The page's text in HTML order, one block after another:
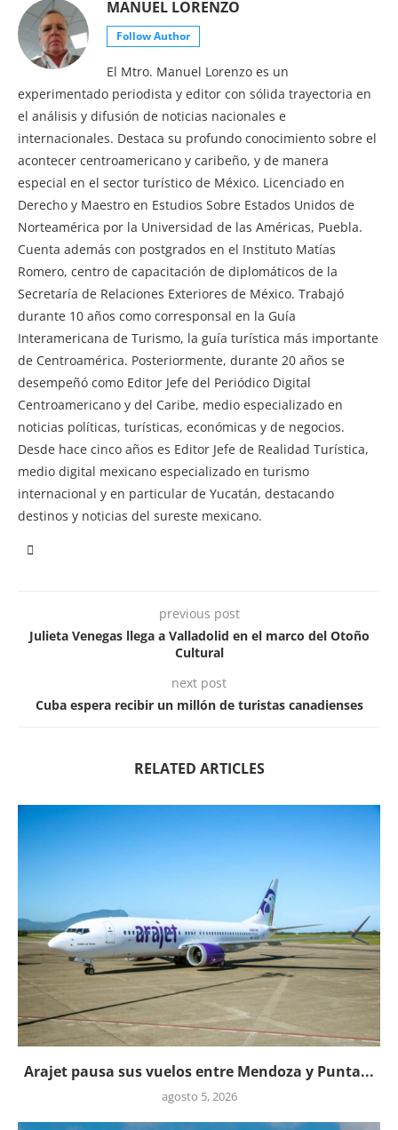
MANUEL LORENZO
Follow Author
El Mtro. Manuel Lorenzo es un
experimentado periodista y editor con sólida trayectoria en
el análisis y difusión de noticias nacionales e
internacionales. Destaca su profundo conocimiento sobre el
acontecer centroamericano y caribeño, y de manera
especial en el sector turístico de México. Licenciado en
Derecho y Maestro en Estudios Sobre Estados Unidos de
Norteamérica por la Universidad de las Américas, Puebla.
Cuenta además con postgrados en el Instituto Matías
Romero, centro de capacitación de diplomáticos de la
Secretaría de Relaciones Exteriores de México. Trabajó
durante 10 años como corresponsal en la Guía
Interamericana de Turismo, la guía turística más importante
de Centroamérica. Posteriormente, durante 20 años se
desempeñó como Editor Jefe del Periódico Digital
Centroamericano y del Caribe, medio especializado en
noticias políticas, turísticas, económicas y de negocios.
Desde hace cinco años es Editor Jefe de Realidad Turística,
medio digital mexicano especializado en turismo
internacional y en particular de Yucatán, destacando
destinos y noticias del sureste mexicano.
previous post
Julieta Venegas llega a Valladolid en el marco del Otoño
Cultural
next post
Cuba espera recibir un millón de turistas canadienses
RELATED ARTICLES
Arajet pausa sus vuelos entre Mendoza y Punta...
agosto 5, 2026